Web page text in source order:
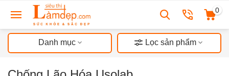
0
Danh mục Lọc sản phẩm